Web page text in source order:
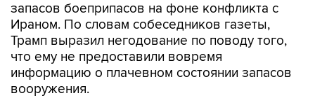
запасов боеприпасов на фоне конфликта с
Ираном. По словам собеседников газеты,
Трамп выразил негодование по поводу того,
что ему не предоставили вовремя
информацию о плачевном состоянии запасов
вооружения.